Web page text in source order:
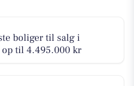
boliger til salg i
til 4.495.000 kr